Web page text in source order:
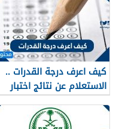
كيف اعرف درجة القدرات ..
الاستعلام عن نتائج اختبار
القدرات 1448